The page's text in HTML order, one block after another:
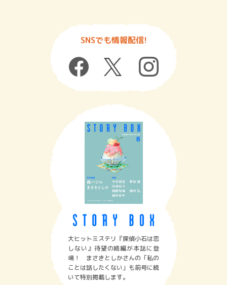
SNSでも情報配信!
大ヒットミステリ『探偵小石は恋
しない』待望の続編が本誌に登
場！ まさきとしかさんの「私の
ことは話したくない」も前号に続
いて特別掲載します。